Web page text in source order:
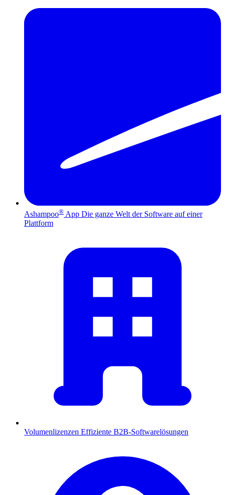
Ashampoo® App Die ganze Welt der Software auf einer
Plattform
Volumenlizenzen Effiziente B2B-Softwarelösungen